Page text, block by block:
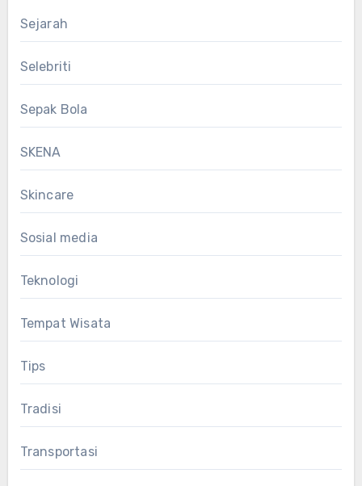
Sejarah
Selebriti
Sepak Bola
SKENA
Skincare
Sosial media
Teknologi
Tempat Wisata
Tips
Tradisi
Transportasi